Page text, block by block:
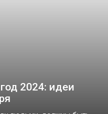
2024: идеи